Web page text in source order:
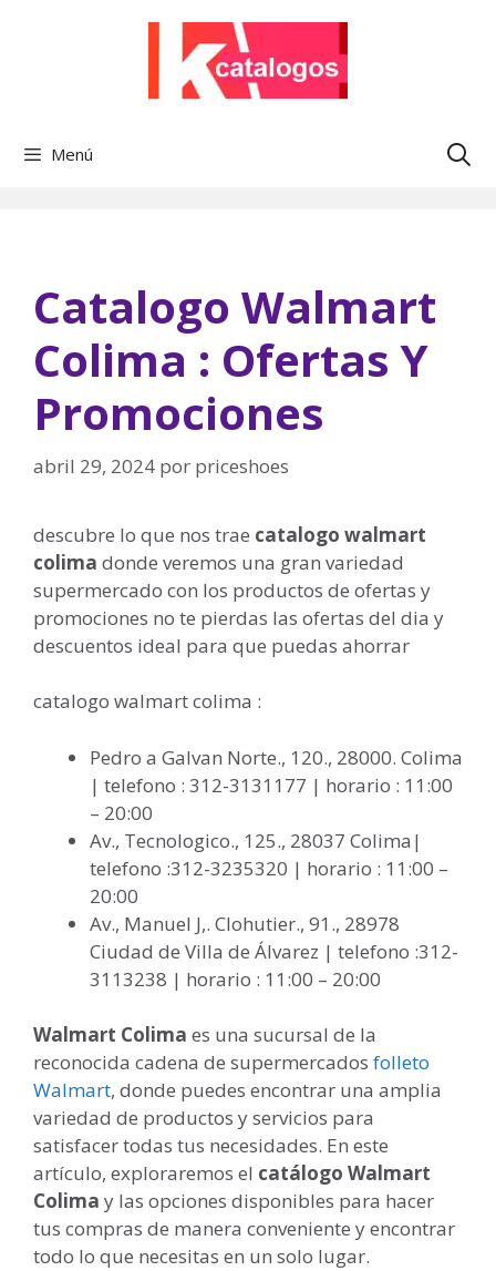
Menú
Catalogo Walmart
Colima : Ofertas Y
Promociones
abril 29, 2024 por priceshoes
descubre lo que nos trae catalogo walmart
colima donde veremos una gran variedad
supermercado con los productos de ofertas y
promociones no te pierdas las ofertas del dia y
descuentos ideal para que puedas ahorrar
catalogo walmart colima :
Pedro a Galvan Norte., 120., 28000. Colima
| telefono : 312-3131177 | horario : 11:00
– 20:00
Av., Tecnologico., 125., 28037 Colima|
telefono :312-3235320 | horario : 11:00 –
20:00
Av., Manuel J,. Clohutier., 91., 28978
Ciudad de Villa de Álvarez | telefono :312-
3113238 | horario : 11:00 – 20:00
Walmart Colima es una sucursal de la
reconocida cadena de supermercados folleto
Walmart, donde puedes encontrar una amplia
variedad de productos y servicios para
satisfacer todas tus necesidades. En este
artículo, exploraremos el catálogo Walmart
Colima y las opciones disponibles para hacer
tus compras de manera conveniente y encontrar
todo lo que necesitas en un solo lugar.